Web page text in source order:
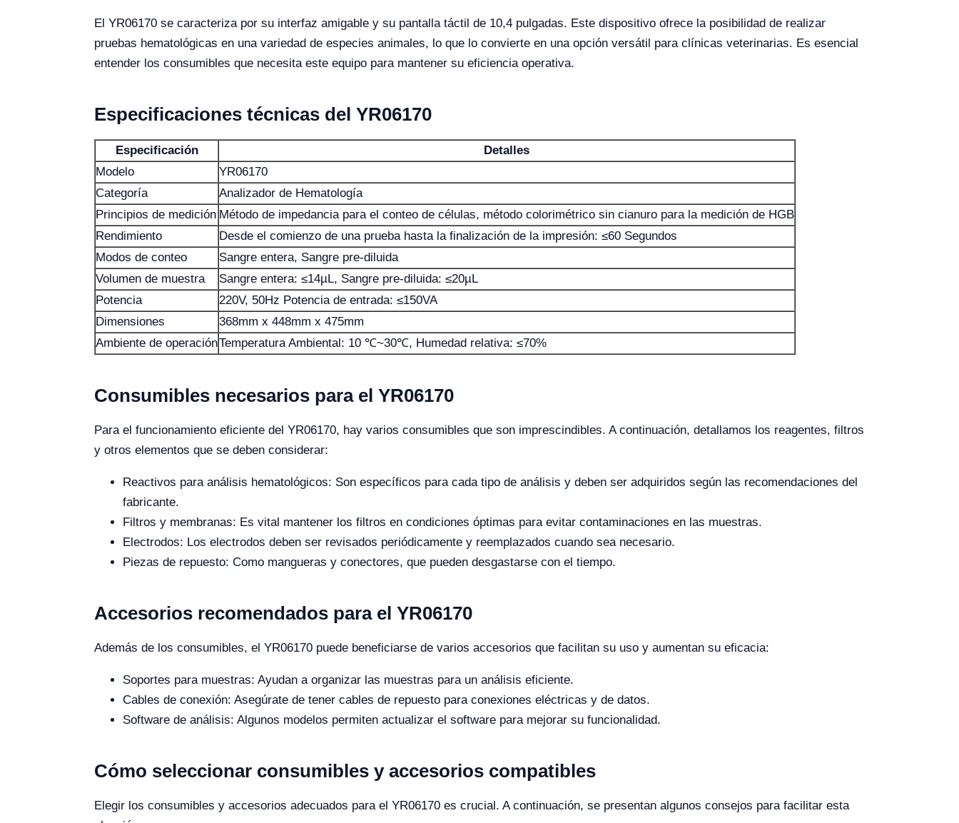
El YR06170 se caracteriza por su interfaz amigable y su pantalla táctil de 10,4 pulgadas. Este dispositivo ofrece la posibilidad de realizar
pruebas hematológicas en una variedad de especies animales, lo que lo convierte en una opción versátil para clínicas veterinarias. Es esencial
entender los consumibles que necesita este equipo para mantener su eficiencia operativa.
Especificaciones técnicas del YR06170
Especificación
Detalles
Modelo
YR06170
Categoría
Analizador de Hematología
Principios de medición Método de impedancia para el conteo de células, método colorimétrico sin cianuro para la medición de HGB
Rendimiento
Desde el comienzo de una prueba hasta la finalización de la impresión: ≤60 Segundos
Modos de conteo
Sangre entera, Sangre pre-diluida
Volumen de muestra
Sangre entera: ≤14µL, Sangre pre-diluida: ≤20µL
Potencia
220V, 50Hz Potencia de entrada: ≤150VA
Dimensiones
368mm x 448mm x 475mm
Ambiente de operaciónTemperatura Ambiental: 10 ℃~30℃, Humedad relativa: ≤70%
Consumibles necesarios para el YR06170
Para el funcionamiento eficiente del YR06170, hay varios consumibles que son imprescindibles. A continuación, detallamos los reagentes, filtros
y otros elementos que se deben considerar:
Reactivos para análisis hematológicos: Son específicos para cada tipo de análisis y deben ser adquiridos según las recomendaciones del
fabricante.
Filtros y membranas: Es vital mantener los filtros en condiciones óptimas para evitar contaminaciones en las muestras.
Electrodos: Los electrodos deben ser revisados periódicamente y reemplazados cuando sea necesario.
Piezas de repuesto: Como mangueras y conectores, que pueden desgastarse con el tiempo.
Accesorios recomendados para el YR06170
Además de los consumibles, el YR06170 puede beneficiarse de varios accesorios que facilitan su uso y aumentan su eficacia:
Soportes para muestras: Ayudan a organizar las muestras para un análisis eficiente.
Cables de conexión: Asegúrate de tener cables de repuesto para conexiones eléctricas y de datos.
Software de análisis: Algunos modelos permiten actualizar el software para mejorar su funcionalidad.
Cómo seleccionar consumibles y accesorios compatibles
Elegir los consumibles y accesorios adecuados para el YR06170 es crucial. A continuación, se presentan algunos consejos para facilitar esta